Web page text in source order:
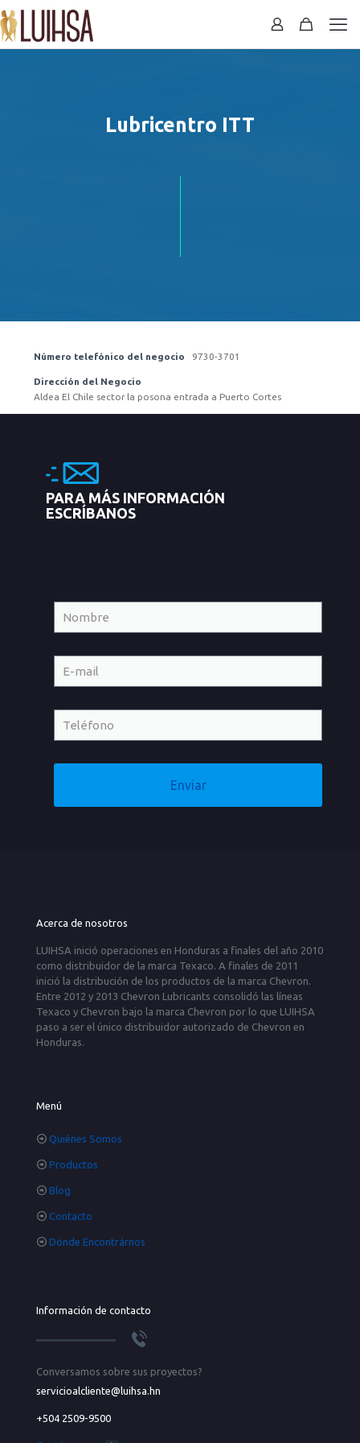
Lubricentro ITT
Número telefónico del negocio 9730-3701
Dirección del Negocio
Aldea El Chile sector la posona entrada a Puerto Cortes
PARA MÁS INFORMACIÓN
ESCRÍBANOS
Acerca de nosotros
LUIHSA inició operaciones en Honduras a finales del año 2010
como distribuidor de la marca Texaco. A finales de 2011
inició la distribución de los productos de la marca Chevron.
Entre 2012 y 2013 Chevron Lubricants consolidó las líneas
Texaco y Chevron bajo la marca Chevron por lo que LUIHSA
paso a ser el único distribuidor autorizado de Chevron en
Honduras.
Menú
Quiénes Somos
Productos
Blog
Contacto
Dónde Encontrárnos
Información de contacto
Conversamos sobre sus proyectos?
servicioalcliente@luihsa.hn
+504 2509-9500